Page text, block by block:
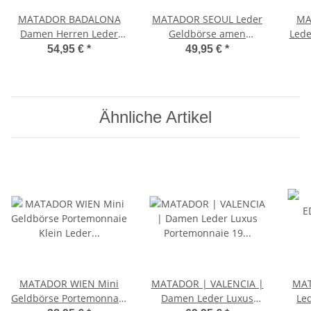
MATADOR BADALONA
Damen Herren Leder
Geldbörse RFID Vintage
54,95 € *
MATADOR SEOUL Leder
Geldbörse amen
Portemonnaie RFID
49,95 € *
Ähnliche Artikel
MATADOR WIEN Mini
Geldbörse Portemonnaie
MATADOR | VALENCIA |
Damen Leder Luxus